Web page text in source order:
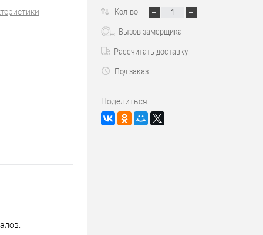
Кол-во:
Вызов замерщика
Рассчитать доставку
Под заказ
Поделиться